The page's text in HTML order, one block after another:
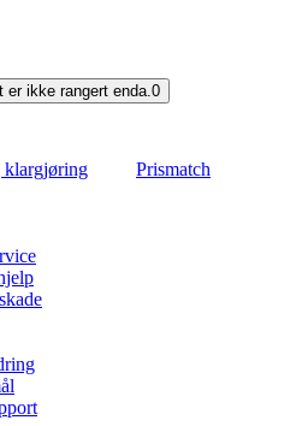
er ikke rangert enda.0
klargjøring
Prismatch